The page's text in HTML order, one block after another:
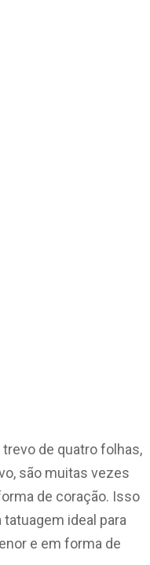
de quatro folhas,
são muitas vezes
de coração. Isso
ideal para
e em forma de